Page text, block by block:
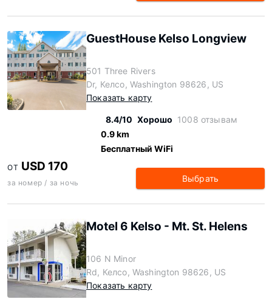
GuestHouse Kelso Longview
501 Three Rivers
Dr, Келсо, Washington 98626, US
Показать карту
8.4/10 Хорошо 1008 отзывам
0.9 km
Бесплатный WiFi
ОТ USD 170
за номер / за ночь Выбрать
Motel 6 Kelso - Mt. St. Helens
106 N Minor
Rd, Келсо, Washington 98626, US
Показать карту